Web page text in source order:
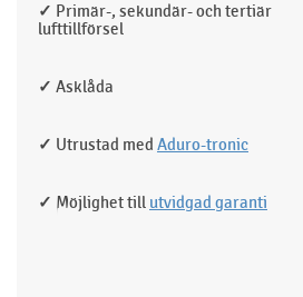
✓ Primär-, sekundär- och tertiär
lufttillförsel
✓ Asklåda
✓ Utrustad med Aduro-tronic
✓ Möjlighet till utvidgad garanti